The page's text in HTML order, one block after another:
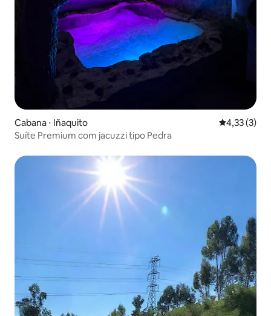
Cabana ⋅ Iñaquito 4,33 de
4,33 (3)
Suíte Premium com jacuzzi tipo Pedra